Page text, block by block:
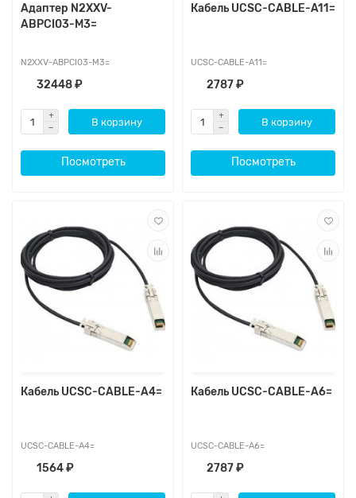
Адаптер N2XXV-
ABPCI03-M3=
N2XXV-ABPCI03-M3=
32448 ₽
В корзину
Посмотреть
Кабель UCSC-CABLE-A11=
UCSC-CABLE-A11=
2787 ₽
В корзину
Посмотреть
Кабель UCSC-CABLE-A4=
UCSC-CABLE-A4=
1564 ₽
Кабель UCSC-CABLE-A6=
UCSC-CABLE-A6=
2787 ₽